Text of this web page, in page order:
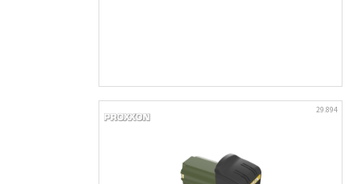
29.894